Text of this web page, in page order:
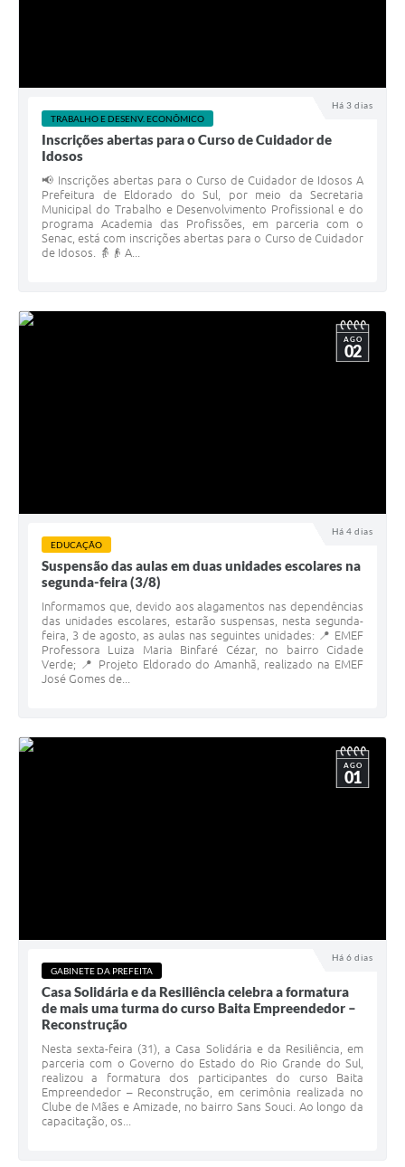
Há 3 dias
TRABALHO E DESENV. ECONÔMICO
Inscrições abertas para o Curso de Cuidador de
Idosos
📢 Inscrições abertas para o Curso de Cuidador de Idosos A
Prefeitura de Eldorado do Sul, por meio da Secretaria
Municipal do Trabalho e Desenvolvimento Profissional e do
programa Academia das Profissões, em parceria com o
Senac, está com inscrições abertas para o Curso de Cuidador
de Idosos. 👵👴 A...
Há 4 dias
AGO
02
EDUCAÇÃO
Suspensão das aulas em duas unidades escolares na
segunda-feira (3/8)
Informamos que, devido aos alagamentos nas dependências
das unidades escolares, estarão suspensas, nesta segunda-
feira, 3 de agosto, as aulas nas seguintes unidades: 📍 EMEF
Professora Luiza Maria Binfaré Cézar, no bairro Cidade
Verde; 📍 Projeto Eldorado do Amanhã, realizado na EMEF
José Gomes de...
Há 6 dias
AGO
01
GABINETE DA PREFEITA
Casa Solidária e da Resiliência celebra a formatura
de mais uma turma do curso Baita Empreendedor –
Reconstrução
Nesta sexta-feira (31), a Casa Solidária e da Resiliência, em
parceria com o Governo do Estado do Rio Grande do Sul,
realizou a formatura dos participantes do curso Baita
Empreendedor – Reconstrução, em cerimônia realizada no
Clube de Mães e Amizade, no bairro Sans Souci. Ao longo da
capacitação, os...